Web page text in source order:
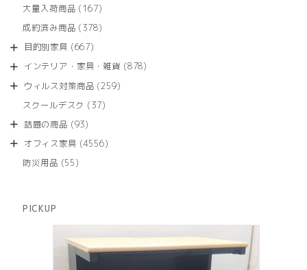
商
の
商
大量入荷商品 167167
の
成約済み商品 378378
商
目的別家具 667667
の
商
インテリア・家具・雑貨 878878
ウィルス対策商品 259259
スクールデスク 3737
商
話題の商品 9393
の
オフィス家具 45564556
防災用品 5555
PICKUP